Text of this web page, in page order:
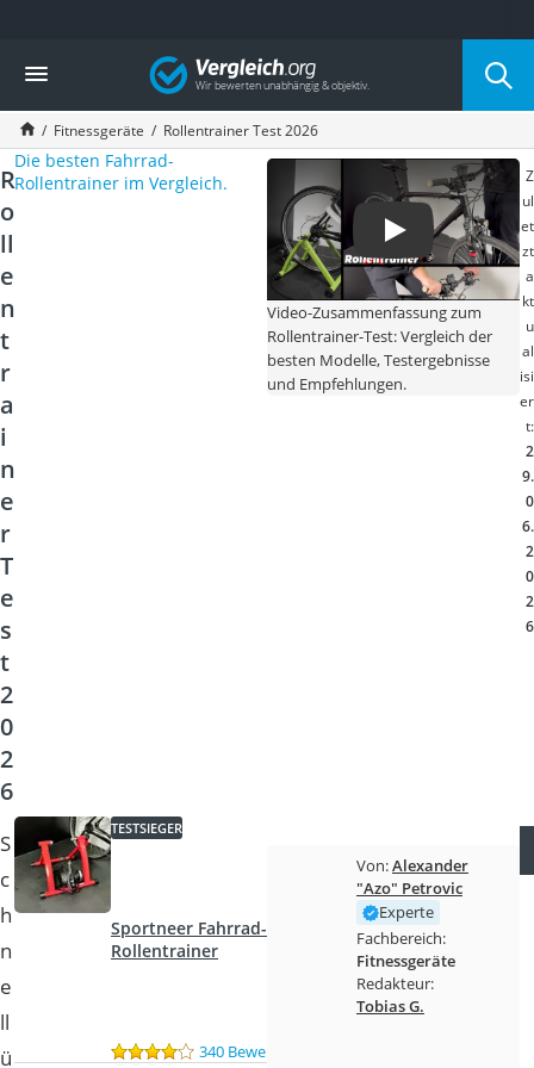
Die beliebtesten Vergleiche nach Kategorie
Freizeit & Sport
Gartentrampolin
Trampolin
Metalldetektor
Eufab-Fahrradträger
Trampolin 366 cm
Aluminium-Koffer
Futterboot
E-Bike-Dreirad
Trekkingschuhe Herren
Reisetasche mit Rollen
Klimmzugstation
Koffer
Faltschloss
Handgepäck-Koffer
Vibrationsplatte
Wanderschuhe Herren
Sicherheitsweste Reiten
Service
Vergleich
Fitnessgeräte Rollentrainer Test 2026
R
o
ll
e
n
t
r
a
i
n
e
r
T
e
s
t
2
0
2
6
Die besten Fahrrad-
Rollentrainer im Vergleich.
Video-Zusammenfassung zum
Rollentrainer-Test: Vergleich der
besten Modelle, Testergebnisse
und Empfehlungen.
Z
ul
et
zt
a
kt
u
al
isi
er
t:
2
9.
0
6.
2
0
2
6
S
c
h
n
e
ll
ü
TESTSIEGER
Sportneer Fahrrad-
Rollentrainer
340 Bewertungen
Von:Alexander
"Azo" Petrovic
Experte
Fachbereich:
Fitnessgeräte
Redakteur:
Tobias G.